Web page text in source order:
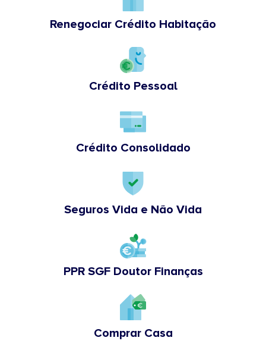
Renegociar Crédito Habitação
Crédito Pessoal
Crédito Consolidado
Seguros Vida e Não Vida
PPR SGF Doutor Finanças
Comprar Casa